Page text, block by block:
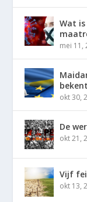
Wat
mei 11,
okt 30,
De
okt 21,
Vijf
okt 13,